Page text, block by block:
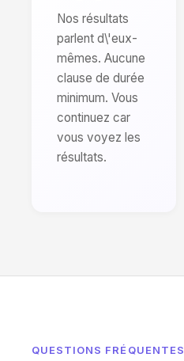
Nos résultats
parlent d\'eux-
mêmes. Aucune
clause de durée
minimum. Vous
continuez car
vous voyez les
résultats.
QUESTIONS FRÉQUENTES